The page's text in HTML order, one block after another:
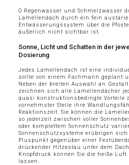
O Regenwasser und Schmelzwasser
Lamellendach durch ein fein
Entwässerungssystem über die
äußerlich nicht sichtbar ist.
Sonne, Licht und Schatten in der
Dosierung
Jedes Lamellendach ist eine
sollte von einem Fachmann geplant
Neben der breiten Auswahl an
zeichnen sich alle Lamellendächer
quasi konstruktionsbedingte Vorteile
vornehmster Stelle ihre
Reaktionszeit. Sie können die
so jederzeit zwischen voller
oder komplettem Sonnenschutz
Sonnenschutzsysteme erübrigen sich
Pluspunkt gegenüber einer
drückender Hitzestau unter dem
Knopfdruck können Sie die heiße Luft
lassen.